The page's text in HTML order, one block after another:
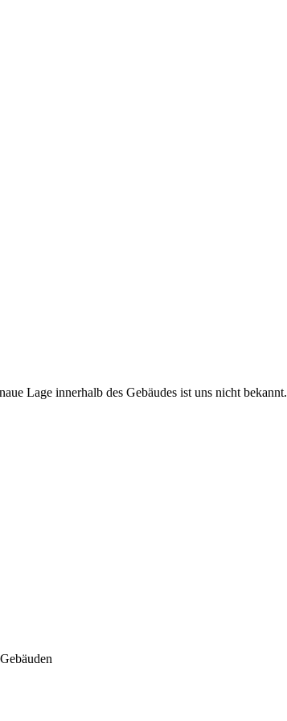
Lage innerhalb des Gebäudes ist uns nicht bekannt.